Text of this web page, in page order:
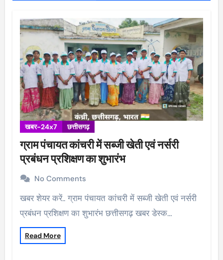
खबर-24x7 छत्तीसगढ़
ग्राम पंचायत कांचरी में सब्जी खेती एवं नर्सरी
प्रबंधन प्रशिक्षण का शुभारंभ
No Comments
खबर शेयर करें.. ग्राम पंचायत कांचरी में सब्जी खेती एवं नर्सरी
प्रबंधन प्रशिक्षण का शुभारंभ छत्तीसगढ़ खबर डेस्क…
Read More